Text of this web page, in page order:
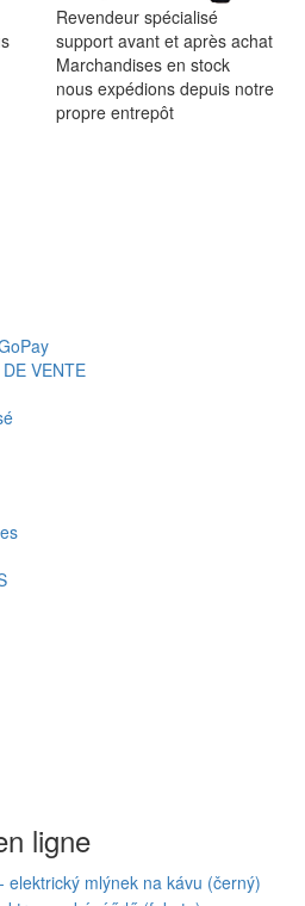
Revendeur spécialisé
support avant et après achat
Marchandises en stock
nous expédions depuis notre
propre entrepôt
VENTE
ligne